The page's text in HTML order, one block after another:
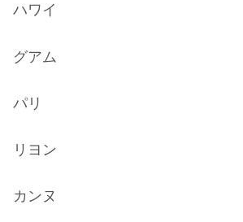
ハワイ
グアム
パリ
リヨン
カンヌ